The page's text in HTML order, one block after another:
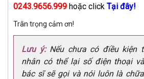
0243.9656.999 hoặc click Tại đây!
Trân trọng cảm ơn!
Lưu ý:Nếu chưa có điều kiện
nhân có thể lại số điện thoại
bác sĩ sẽ gọi và nói luôn là